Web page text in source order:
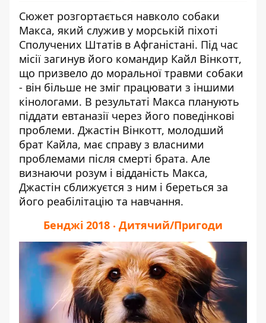
Сюжет розгортається навколо собаки
Макса, який служив у морській піхоті
Сполучених Штатів в Афганістані. Під час
місії загинув його командир Кайл Вінкотт,
що призвело до моральної травми собаки
- він більше не зміг працювати з іншими
кінологами. В результаті Макса планують
піддати евтаназії через його поведінкові
проблеми. Джастін Вінкотт, молодший
брат Кайла, має справу з власними
проблемами після смерті брата. Але
визнаючи розум і відданість Макса,
Джастін сближуєтся з ним і береться за
його реабілітацію та навчання.
Бенджі 2018 ‧ Дитячий/Пригоди